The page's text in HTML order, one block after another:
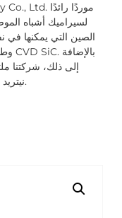
لسيراميك أشباه
الصين التي يمكنها في
إلى ذلك، شركتنا
نيتريد الألومنيوم، الزركونيا، ونيتريد السيليكون، إلخ.